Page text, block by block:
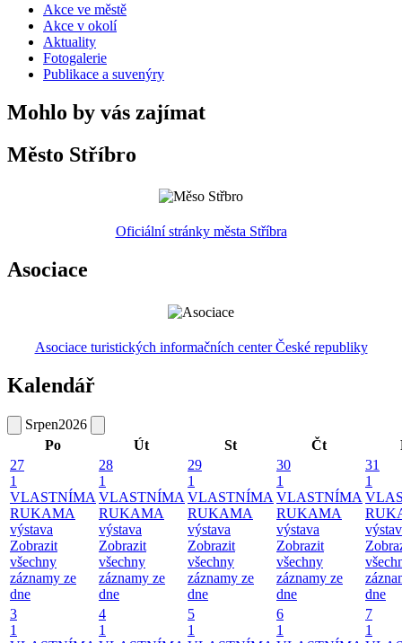
Akce ve městě
Akce v okolí
Aktuality
Fotogalerie
Publikace a suvenýry
Mohlo by vás zajímat
Město Stříbro
Oficiální stránky města Stříbra
Asociace
Asociace turistických informačních center České republiky
Kalendář
Srpen2026
Po
Út St Čt
27
1
VLASTNÍMA
RUKAMA
výstava
Zobrazit
všechny
záznamy ze
dne
28
1
VLASTNÍMA
RUKAMA
výstava
Zobrazit
všechny
záznamy ze
dne
29
1
VLASTNÍMA
RUKAMA
výstava
Zobrazit
všechny
záznamy ze
dne
30
1
VLASTNÍMA
RUKAMA
výstava
Zobrazit
všechny
záznamy ze
dne
31
1
dne
3
1
4
1
5
1
6
1
7
1